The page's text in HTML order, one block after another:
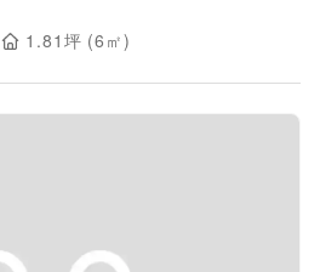
1.81 坪 (6 ㎡)